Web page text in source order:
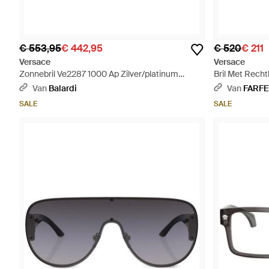
€ 553,95€ 442,95
Versace
Zonnebril Ve2287 1000 Ap Zilver/platinum
Gespiegeld Transparant Heren - Grijs
Van Balardi
SALE
€ 520€ 211
Versace
Bril Met
Van
SALE